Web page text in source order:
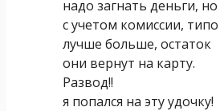
надо загнать деньги, но
с учетом комиссии, типо
лучше больше, остаток
они вернут на карту.
Развод!!
я попался на эту удочку!